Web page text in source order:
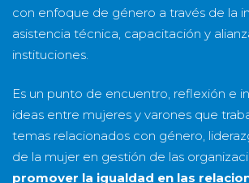
con enfoque de género a través de la
asistencia técnica, capacitación y
instituciones.
Es un punto de encuentro, reflexión e
ideas entre mujeres y varones que
temas relacionados con género,
de la mujer en gestión de las
promover la igualdad en las